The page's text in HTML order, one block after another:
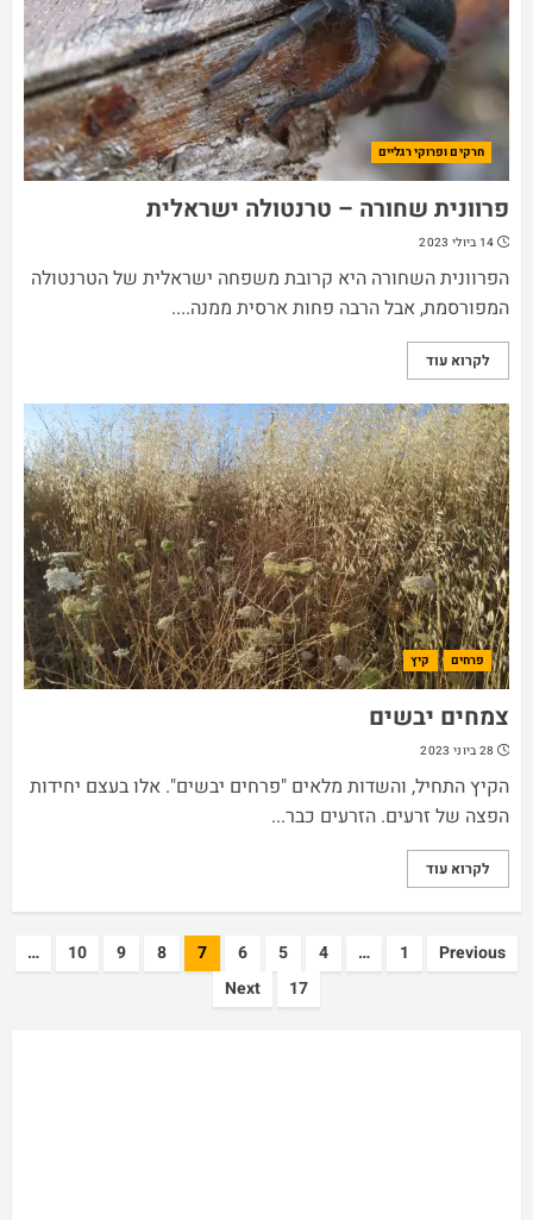
חרקים ופרוקי רגליים
פרוונית שחורה – טרנטולה ישראלית
14 ביולי 2023
הפרוונית השחורה היא קרובת משפחה ישראלית של הטרנטולה
המפורסמת, אבל הרבה פחות ארסית ממנה....
לקרוא עוד
פרחים קיץ
צמחים יבשים
28 ביוני 2023
הקיץ התחיל, והשדות מלאים "פרחים יבשים". אלו בעצם יחידות
הפצה של זרעים. הזרעים כבר...
לקרוא עוד
Posts
Previous
1
…
4
5
6
7
8
9
10
…
17
Next